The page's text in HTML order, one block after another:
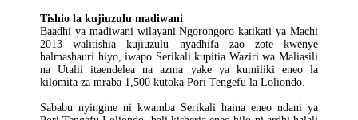
Tishio la kujiuzulu madiwani
Baadhi ya madiwani wilayani Ngorongoro katikati ya Machi
2013 walitishia kujiuzulu nyadhifa zao zote kwenye
halmashauri hiyo, iwapo Serikali kupitia Waziri wa Maliasili
na Utalii itaendelea na azma yake ya kumiliki eneo la
kilomita za mraba 1,500 kutoka Pori Tengefu la Loliondo.
Sababu nyingine ni kwamba Serikali haina eneo ndani ya